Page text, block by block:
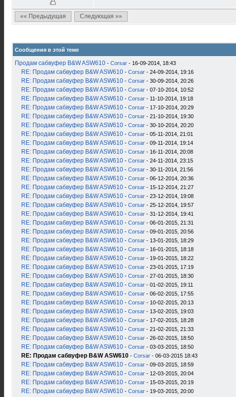
«« Предыдущая Следующая »»
Сообщения в этой теме
Продам сабвуфер B&W ASW610 - Corsar - 16-09-2014, 18:43
RE: Продам сабвуфер B&W ASW610 - Corsar - 24-09-2014, 19:16
RE: Продам сабвуфер B&W ASW610 - Corsar - 30-09-2014, 20:26
RE: Продам сабвуфер B&W ASW610 - Corsar - 07-10-2014, 10:52
RE: Продам сабвуфер B&W ASW610 - Corsar - 11-10-2014, 19:18
RE: Продам сабвуфер B&W ASW610 - Corsar - 17-10-2014, 20:29
RE: Продам сабвуфер B&W ASW610 - Corsar - 21-10-2014, 19:30
RE: Продам сабвуфер B&W ASW610 - Corsar - 30-10-2014, 20:20
RE: Продам сабвуфер B&W ASW610 - Corsar - 05-11-2014, 21:01
RE: Продам сабвуфер B&W ASW610 - Corsar - 09-11-2014, 19:14
RE: Продам сабвуфер B&W ASW610 - Corsar - 16-11-2014, 20:08
RE: Продам сабвуфер B&W ASW610 - Corsar - 24-11-2014, 23:15
RE: Продам сабвуфер B&W ASW610 - Corsar - 30-11-2014, 21:56
RE: Продам сабвуфер B&W ASW610 - Corsar - 06-12-2014, 20:36
RE: Продам сабвуфер B&W ASW610 - Corsar - 15-12-2014, 21:27
RE: Продам сабвуфер B&W ASW610 - Corsar - 23-12-2014, 19:08
RE: Продам сабвуфер B&W ASW610 - Corsar - 25-12-2014, 19:57
RE: Продам сабвуфер B&W ASW610 - Corsar - 31-12-2014, 19:41
RE: Продам сабвуфер B&W ASW610 - Corsar - 06-01-2015, 21:31
RE: Продам сабвуфер B&W ASW610 - Corsar - 09-01-2015, 20:56
RE: Продам сабвуфер B&W ASW610 - Corsar - 13-01-2015, 18:29
RE: Продам сабвуфер B&W ASW610 - Corsar - 16-01-2015, 18:18
RE: Продам сабвуфер B&W ASW610 - Corsar - 19-01-2015, 18:22
RE: Продам сабвуфер B&W ASW610 - Corsar - 23-01-2015, 17:19
RE: Продам сабвуфер B&W ASW610 - Corsar - 27-01-2015, 18:30
RE: Продам сабвуфер B&W ASW610 - Corsar - 01-02-2015, 19:11
RE: Продам сабвуфер B&W ASW610 - Corsar - 06-02-2015, 17:55
RE: Продам сабвуфер B&W ASW610 - Corsar - 10-02-2015, 20:13
RE: Продам сабвуфер B&W ASW610 - Corsar - 13-02-2015, 19:03
RE: Продам сабвуфер B&W ASW610 - Corsar - 17-02-2015, 18:28
RE: Продам сабвуфер B&W ASW610 - Corsar - 21-02-2015, 21:33
RE: Продам сабвуфер B&W ASW610 - Corsar - 26-02-2015, 18:50
RE: Продам сабвуфер B&W ASW610 - Corsar - 03-03-2015, 18:50
RE: Продам сабвуфер B&W ASW610 - Corsar - 06-03-2015 18:43
RE: Продам сабвуфер B&W ASW610 - Corsar - 09-03-2015, 18:59
RE: Продам сабвуфер B&W ASW610 - Corsar - 12-03-2015, 20:04
RE: Продам сабвуфер B&W ASW610 - Corsar - 15-03-2015, 20:19
RE: Продам сабвуфер B&W ASW610 - Corsar - 19-03-2015, 20:00